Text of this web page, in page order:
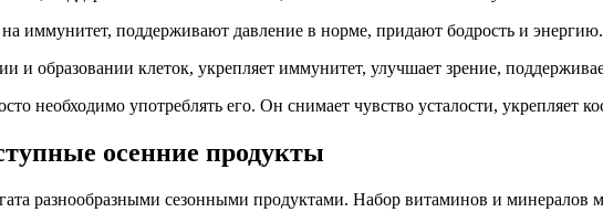
поддерживают давление в норме, придают бодрость и энергию.
образовании клеток, укрепляет иммунитет, улучшает зрение,
употреблять его. Он снимает чувство усталости, укрепляет
осенние продукты
разнообразными сезонными продуктами. Набор витаминов и